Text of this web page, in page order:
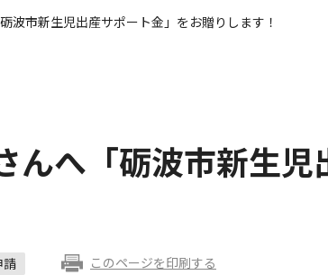
波市新生児出産サポート金」をお贈りします！
へ「砺波市新生児
請 このページを印刷する